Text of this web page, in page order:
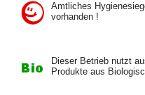
Amtliches
vorhanden !
Dieser Betrieb nutzt
Produkte aus